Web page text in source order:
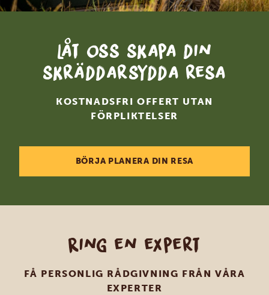
Låt oss skapa din
skräddarsydda resa
KOSTNADSFRI OFFERT UTAN
FÖRPLIKTELSER
BÖRJA PLANERA DIN RESA
Ring en expert
FÅ PERSONLIG RÅDGIVNING FRÅN VÅRA
EXPERTER